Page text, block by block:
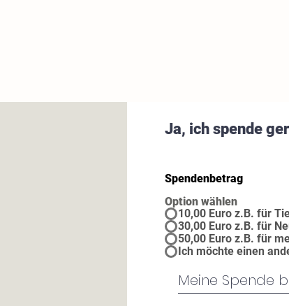
Ja, ich spende
Spendenbetrag
Option wählen
10,00 Euro z.B. für
30,00 Euro z.B. für
50,00 Euro z.B. für
Ich möchte einen